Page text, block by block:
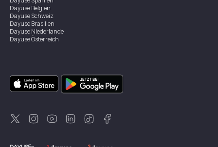
DayuseBelgien
DayuseSchweiz
DayuseBrasilien
DayuseNiederlande
DayuseÖsterreich
DayuseSingapur
DayuseZweden
DayuseThailand
DayuseNeuseeland
DayuseTürkei